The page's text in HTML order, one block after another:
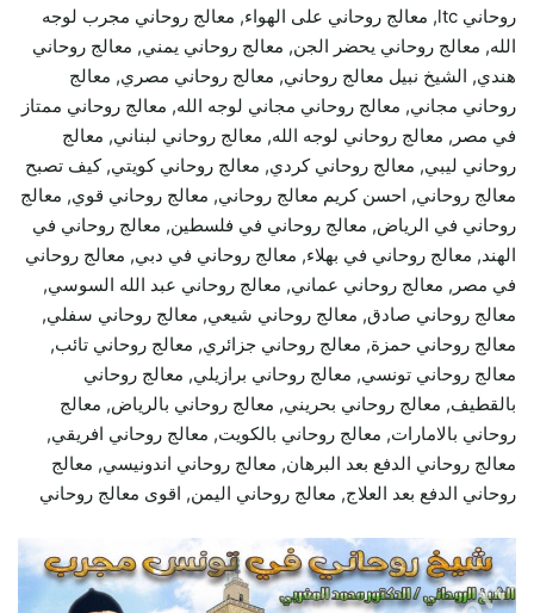
روحاني ltc, معالج روحاني على الهواء, معالج روحاني مجرب لوجه
الله, معالج روحاني يحضر الجن, معالج روحاني يمني, معالج روحاني
هندي, الشيخ نبيل معالج روحاني, معالج روحاني مصري, معالج
روحاني مجاني, معالج روحاني مجاني لوجه الله, معالج روحاني ممتاز
في مصر, معالج روحاني لوجه الله, معالج روحاني لبناني, معالج
روحاني ليبي, معالج روحاني كردي, معالج روحاني كويتي, كيف تصبح
معالج روحاني, احسن كريم معالج روحاني, معالج روحاني قوي, معالج
روحاني في الرياض, معالج روحاني في فلسطين, معالج روحاني في
الهند, معالج روحاني في بهلاء, معالج روحاني في دبي, معالج روحاني
في مصر, معالج روحاني عماني, معالج روحاني عبد الله السوسي,
معالج روحاني صادق, معالج روحاني شيعي, معالج روحاني سفلي,
معالج روحاني حمزة, معالج روحاني جزائري, معالج روحاني تائب,
معالج روحاني تونسي, معالج روحاني برازيلي, معالج روحاني
بالقطيف, معالج روحاني بحريني, معالج روحاني بالرياض, معالج
روحاني بالامارات, معالج روحاني بالكويت, معالج روحاني افريقي,
معالج روحاني الدفع بعد البرهان, معالج روحاني اندونيسي, معالج
روحاني الدفع بعد العلاج, معالج روحاني اليمن, اقوى معالج روحاني